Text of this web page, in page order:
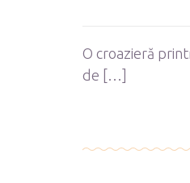
O croazieră
de […]